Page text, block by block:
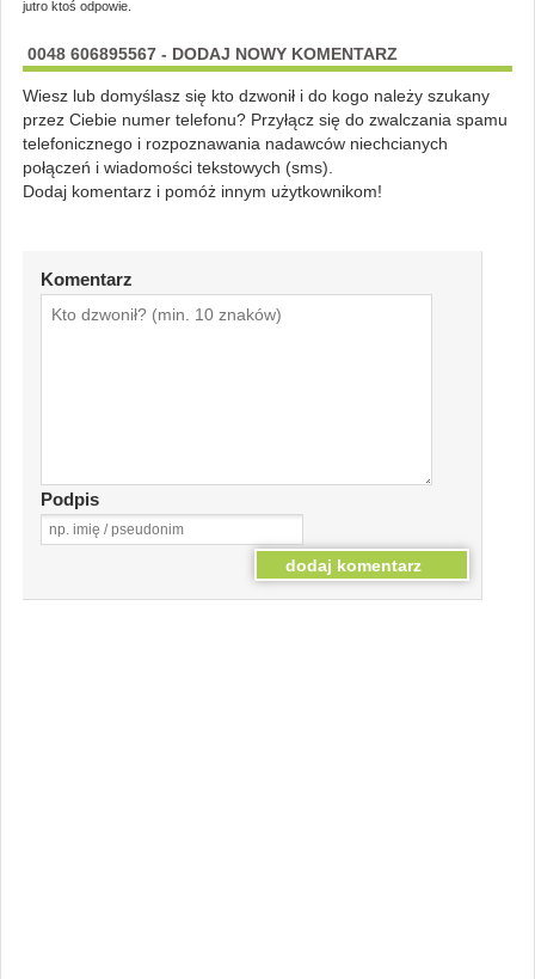
jutro ktoś odpowie.
0048 606895567 - DODAJ NOWY KOMENTARZ
Wiesz lub domyślasz się kto dzwonił i do kogo należy szukany
przez Ciebie numer telefonu? Przyłącz się do zwalczania spamu
telefonicznego i rozpoznawania nadawców niechcianych
połączeń i wiadomości tekstowych (sms).
Dodaj komentarz i pomóż innym użytkownikom!
Komentarz
Podpis